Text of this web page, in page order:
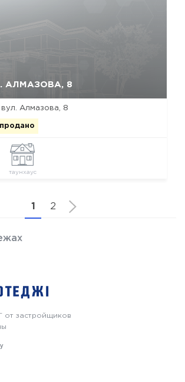
АЛМАЗОВА, 8
вул. Алмазова, 8
таунхаус
1 2
от застройщиков